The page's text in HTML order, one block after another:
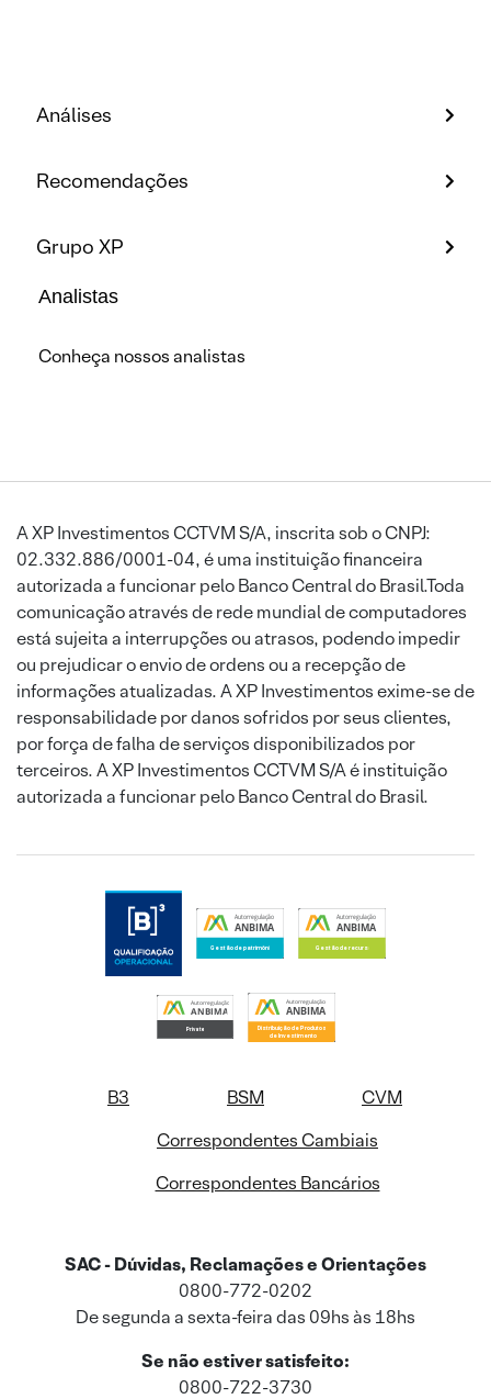
Análises
Recomendações
Grupo XP
Analistas
Conheça nossos analistas
A XP Investimentos CCTVM S/A, inscrita sob o CNPJ:
02.332.886/0001-04, é uma instituição financeira
autorizada a funcionar pelo Banco Central do Brasil.Toda
comunicação através de rede mundial de computadores
está sujeita a interrupções ou atrasos, podendo impedir
ou prejudicar o envio de ordens ou a recepção de
informações atualizadas. A XP Investimentos exime-se de
responsabilidade por danos sofridos por seus clientes,
por força de falha de serviços disponibilizados por
terceiros. A XP Investimentos CCTVM S/A é instituição
autorizada a funcionar pelo Banco Central do Brasil.
B3 BSM
CVM
Correspondentes Cambiais
Correspondentes Bancários
SAC - Dúvidas, Reclamações e Orientações
0800-772-0202
De segunda a sexta-feira das 09hs às 18hs
Se não estiver satisfeito:
0800-722-3730